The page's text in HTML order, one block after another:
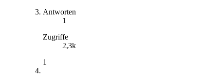
Antworten
1
Zugriffe
2,3k
1